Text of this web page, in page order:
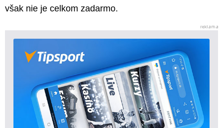
však nie je celkom zadarmo.